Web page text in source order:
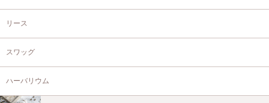
リース
スワッグ
ハーバリウム